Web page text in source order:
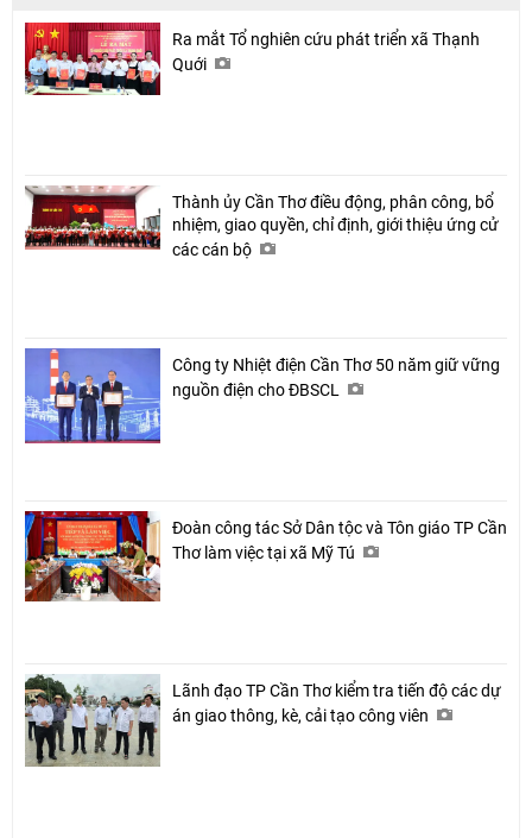
Ra mắt Tổ nghiên cứu phát triển xã Thạnh
Quới
Thành ủy Cần Thơ điều động, phân công, bổ
nhiệm, giao quyền, chỉ định, giới thiệu ứng cử
các cán bộ
Công ty Nhiệt điện Cần Thơ 50 năm giữ vững
nguồn điện cho ĐBSCL
Đoàn công tác Sở Dân tộc và Tôn giáo TP Cần
Thơ làm việc tại xã Mỹ Tú
Lãnh đạo TP Cần Thơ kiểm tra tiến độ các dự
án giao thông, kè, cải tạo công viên